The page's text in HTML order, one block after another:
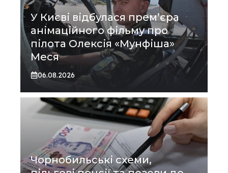
У Києві відбулася прем’єра
анімаційного фільму про
пілота Олексія «Мунфіша»
Меся
06.08.2026
Чорнобильські схеми,